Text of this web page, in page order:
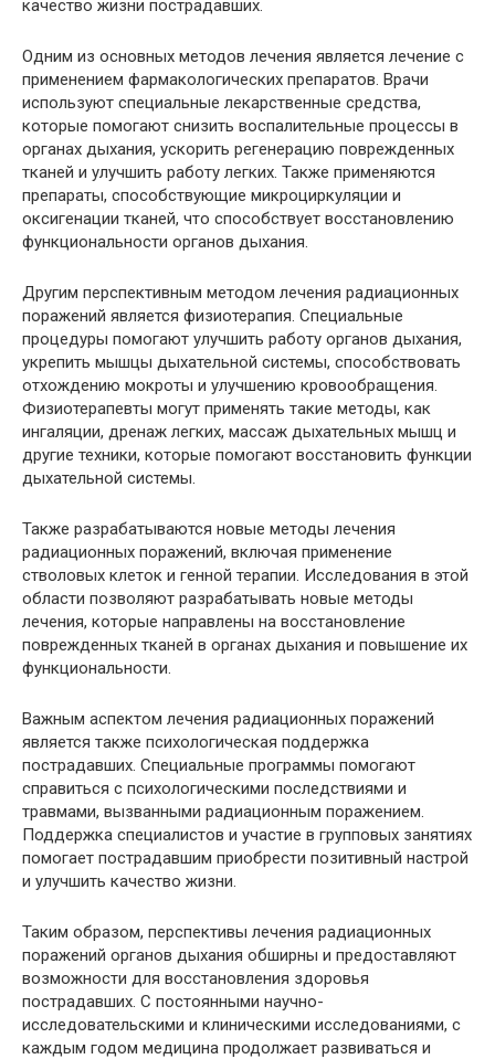
качество жизни пострадавших.
Одним из основных методов лечения является лечение с
применением фармакологических препаратов. Врачи
используют специальные лекарственные средства,
которые помогают снизить воспалительные процессы в
органах дыхания, ускорить регенерацию поврежденных
тканей и улучшить работу легких. Также применяются
препараты, способствующие микроциркуляции и
оксигенации тканей, что способствует восстановлению
функциональности органов дыхания.
Другим перспективным методом лечения радиационных
поражений является физиотерапия. Специальные
процедуры помогают улучшить работу органов дыхания,
укрепить мышцы дыхательной системы, способствовать
отхождению мокроты и улучшению кровообращения.
Физиотерапевты могут применять такие методы, как
ингаляции, дренаж легких, массаж дыхательных мышц и
другие техники, которые помогают восстановить функции
дыхательной системы.
Также разрабатываются новые методы лечения
радиационных поражений, включая применение
стволовых клеток и генной терапии. Исследования в этой
области позволяют разрабатывать новые методы
лечения, которые направлены на восстановление
поврежденных тканей в органах дыхания и повышение их
функциональности.
Важным аспектом лечения радиационных поражений
является также психологическая поддержка
пострадавших. Специальные программы помогают
справиться с психологическими последствиями и
травмами, вызванными радиационным поражением.
Поддержка специалистов и участие в групповых занятиях
помогает пострадавшим приобрести позитивный настрой
и улучшить качество жизни.
Таким образом, перспективы лечения радиационных
поражений органов дыхания обширны и предоставляют
возможности для восстановления здоровья
пострадавших. С постоянными научно-
исследовательскими и клиническими исследованиями, с
каждым годом медицина продолжает развиваться и